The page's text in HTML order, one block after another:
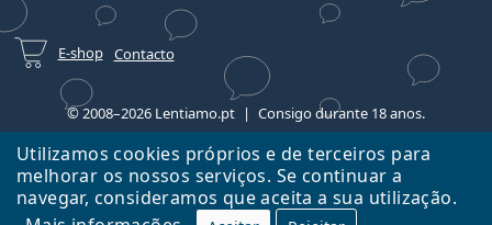
Utilizamos cookies próprios e de terceiros para
melhorar os nossos serviços. Se continuar a
navegar, consideramos que aceita a sua utilização.
E-shop Contacto
© 2008–2026 Lentiamo.pt Consigo durante 18 anos.